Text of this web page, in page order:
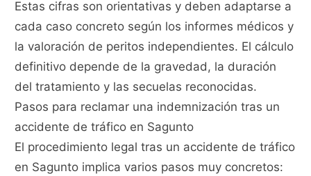
Estas cifras son orientativas y deben adaptarse a
cada caso concreto según los informes médicos y
la valoración de peritos independientes. El cálculo
definitivo depende de la gravedad, la duración
del tratamiento y las secuelas reconocidas.
Pasos para reclamar una indemnización tras un
accidente de tráfico en Sagunto
El procedimiento legal tras un accidente de tráfico
en Sagunto implica varios pasos muy concretos: